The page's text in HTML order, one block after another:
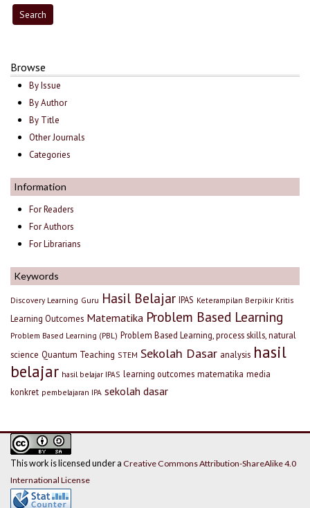
Browse
By Issue
By Author
By Title
Other Journals
Categories
Information
For Readers
For Authors
For Librarians
Keywords
Discovery Learning Guru Hasil Belajar IPAS Keterampilan Berpikir Kritis
Learning Outcomes Matematika Problem Based Learning
Problem Based Learning (PBL) Problem Based Learning, process skills, natural
science Quantum Teaching STEM Sekolah Dasar analysis hasil
belajar hasil belajar IPAS learning outcomes matematika media
konkret pembelajaran IPA sekolah dasar
This work is licensed under a Creative Commons Attribution-ShareAlike 4.0
International License